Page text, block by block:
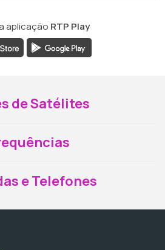
aplicação RTP Play
de Satélites
e Telefones